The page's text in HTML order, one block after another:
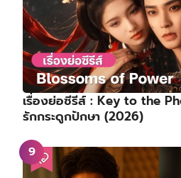
เรื่องย่อซีรีส์ : Key to the
รักกระดูกปักษา (2026)